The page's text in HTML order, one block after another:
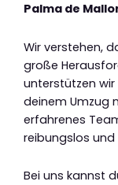
Palma de
Wir verstehen,
große
unterstützen
deinem Umzug
erfahrenes
reibungslos
Bei uns kannst